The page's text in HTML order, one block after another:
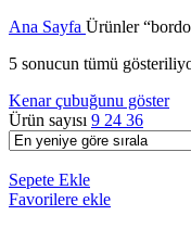
Ana Sayfa Ürünler
5 sonucun tümü
Kenar çubuğunu göster
Ürün sayısı 9 24 36
Sepete Ekle
Favorilere ekle